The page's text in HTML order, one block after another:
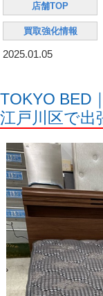
店舗TOP
買取強化情報
2025.01.05
TOKYO BED
江戸川区で出